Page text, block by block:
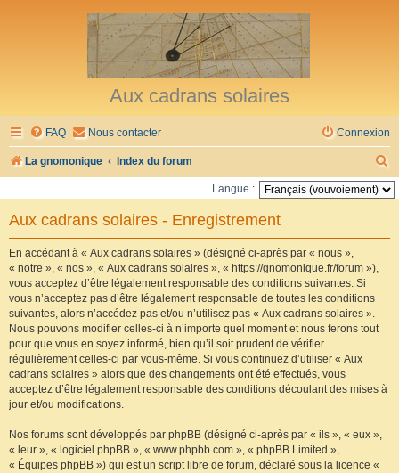
Aux cadrans solaires
FAQ Nous contacter Connexion
La gnomonique Index du forum
e
Langue :
Aux cadrans solaires - Enregistrement
En accédant à « Aux cadrans solaires » (désigné ci-après par « nous »,
« notre », « nos », « Aux cadrans solaires », « https://gnomonique.fr/forum »),
vous acceptez d’être légalement responsable des conditions suivantes. Si
vous n’acceptez pas d’être légalement responsable de toutes les conditions
suivantes, alors n’accédez pas et/ou n’utilisez pas « Aux cadrans solaires ».
Nous pouvons modifier celles-ci à n’importe quel moment et nous ferons tout
pour que vous en soyez informé, bien qu’il soit prudent de vérifier
régulièrement celles-ci par vous-même. Si vous continuez d’utiliser « Aux
cadrans solaires » alors que des changements ont été effectués, vous
acceptez d’être légalement responsable des conditions découlant des mises à
jour et/ou modifications.
Nos forums sont développés par phpBB (désigné ci-après par « ils », « eux »,
« leur », « logiciel phpBB », « www.phpbb.com », « phpBB Limited »,
« Équipes phpBB ») qui est un script libre de forum, déclaré sous la licence «